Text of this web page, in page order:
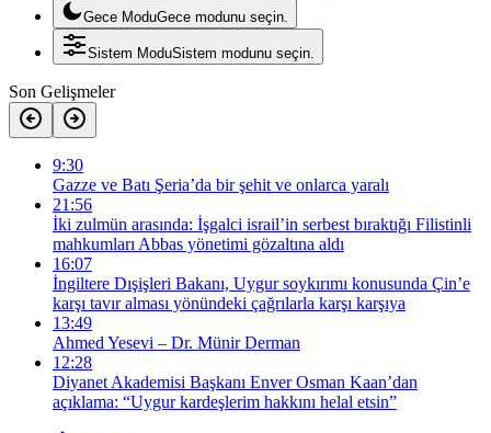
Gece ModuGece modunu seçin.
Sistem ModuSistem modunu seçin.
Son Gelişmeler
9:30
Gazze ve Batı Şeria’da bir şehit ve onlarca yaralı
21:56
İki zulmün arasında: İşgalci israil’in serbest bıraktığı Filistinli
mahkumları Abbas yönetimi gözaltına aldı
16:07
İngiltere Dışişleri Bakanı, Uygur soykırımı konusunda Çin’e
karşı tavır alması yönündeki çağrılarla karşı karşıya
13:49
Ahmed Yesevi – Dr. Münir Derman
12:28
Diyanet Akademisi Başkanı Enver Osman Kaan’dan
açıklama: “Uygur kardeşlerim hakkını helal etsin”